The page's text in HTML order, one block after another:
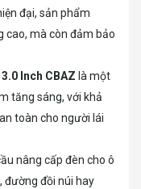
đại, sản phẩm
cao, mà còn đảm bảo
Inch CBAZ là một
tăng sáng, với khả
toàn cho người lái
nâng cấp đèn cho ô
đường đồi núi hay